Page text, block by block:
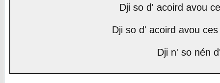
Dji so d' acoird avou
Dji so d' acoird avou
Dji n' so nén